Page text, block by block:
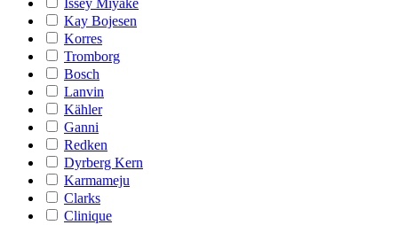
Issey Miyake
Kay Bojesen
Korres
Tromborg
Bosch
Lanvin
Kähler
Ganni
Redken
Dyrberg Kern
Karmameju
Clarks
Clinique